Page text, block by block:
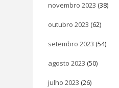
novembro 2023 (38)
outubro 2023 (62)
setembro 2023 (54)
agosto 2023 (50)
julho 2023 (26)